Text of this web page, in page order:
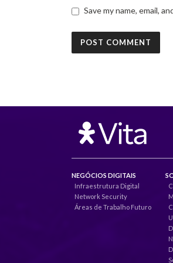
Save my name, email,
NEGÓCIOS DIGITAIS
Infraestrutura Digital
Network Security
Áreas de Trabalho Futuro